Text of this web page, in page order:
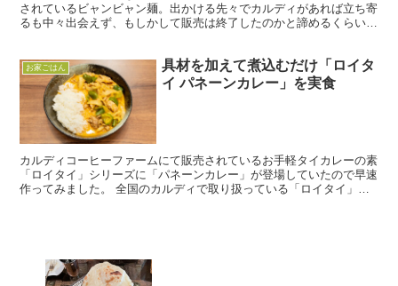
されているビャンビャン麺。出かける先々でカルディがあれば立ち寄
るも中々出会えず、もしかして販売は終了したのかと諦めるくらいに
お家ごはん
具材を加えて煮込むだけ「ロイタ
イ パネーンカレー」を実食
カルディコーヒーファームにて販売されているお手軽タイカレーの素
「ロイタイ」シリーズに「パネーンカレー」が登場していたので早速
作ってみました。 全国のカルディで取り扱っている「ロイタイ」シ